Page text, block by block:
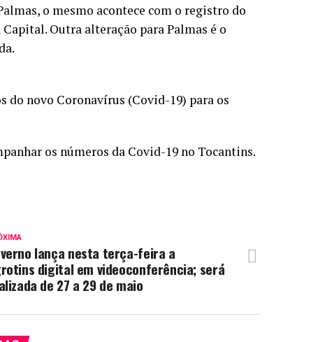
o mesmo acontece com o registro do
Outra alteração para Palmas é o
do novo Coronavírus (Covid-19) para os
os números da Covid-19 no Tocantins.
lança nesta terça-feira a
digital em videoconferência; será
de 27 a 29 de maio